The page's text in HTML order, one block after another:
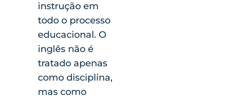
instrução em
todo o processo
educacional. O
inglês não é
tratado apenas
como disciplina,
mas como